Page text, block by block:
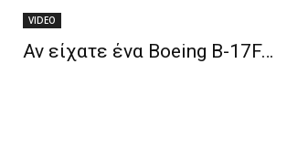
VIDEO
Αν είχατε ένα Boeing B-17F…